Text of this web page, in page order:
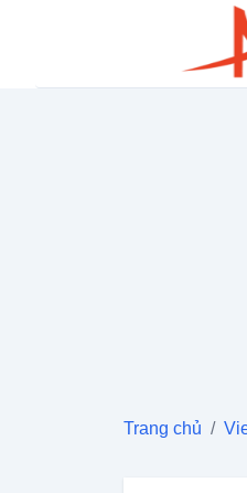
Trang chủ /